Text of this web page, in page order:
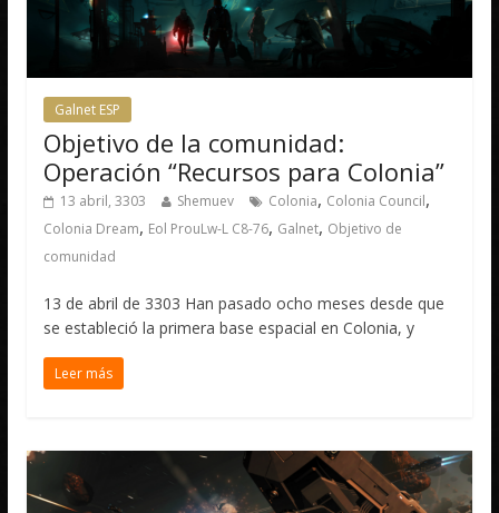
Galnet ESP
Objetivo de la comunidad:
Operación “Recursos para Colonia”
13 abril, 3303 Shemuev Colonia, Colonia Council,
Colonia Dream, Eol Prou​​Lw-L C8-76, Galnet, Objetivo de
comunidad
13 de abril de 3303 Han pasado ocho meses desde que
se estableció la primera base espacial en Colonia, y
Leer más